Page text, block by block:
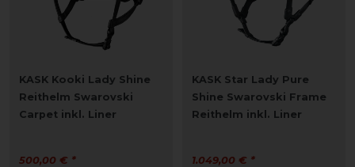
KASK Kooki Lady Shine
Reithelm Swarovski
Carpet inkl. Liner
500,00 € *
KASK Star Lady Pure
Shine Swarovski Frame
Reithelm inkl. Liner
1.049,00 € *